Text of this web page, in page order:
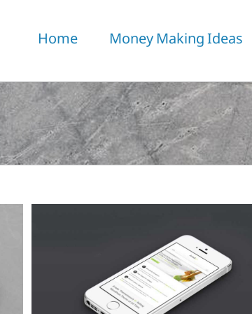
Home Money Making Ideas
Proin Sodales Quam
Cat 1 Cat 3 Cat 4